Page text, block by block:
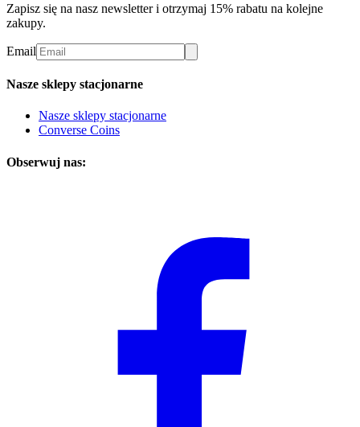
Zapisz się na nasz newsletter i otrzymaj 15% rabatu na kolejne
zakupy.
Email
Nasze sklepy stacjonarne
Nasze sklepy stacjonarne
Converse Coins
Obserwuj nas: